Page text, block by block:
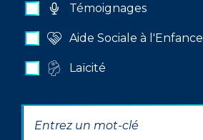
Témoignages
Aide Sociale à l'Enfance
Laïcité